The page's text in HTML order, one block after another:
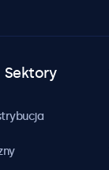
Sektory